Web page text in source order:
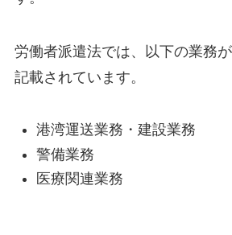
労働者派遣法では、以下の業務
記載されています。
港湾運送業務・建設業務
警備業務
医療関連業務